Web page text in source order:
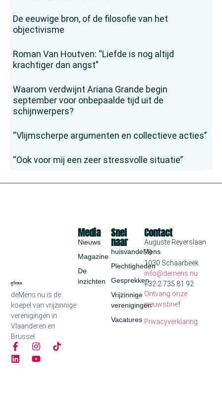
De eeuwige bron, of de filosofie van het
objectivisme
Roman Van Houtven: “Liefde is nog altijd
krachtiger dan angst”
Waarom verdwijnt Ariana Grande begin
september voor onbepaalde tijd uit de
schijnwerpers?
“Vlijmscherpe argumenten en collectieve acties”
“Ook voor mij een zeer stressvolle situatie”
deMens.nu is de
koepel van vrijzinnige
verenigingen in
Vlaanderen en
Brussel
Snel
naar
huisvandeMens
Plechtigheden
Gesprekken
Vrijzinnige
verenigingen
Vacatures
Media
Nieuws
Magazine
De
inzichten
Contact
Auguste Reyerslaan
70
1030 Schaarbeek
info@demens.nu
+32 2 735 81 92
Ontvang onze
nieuwsbrief
Privacyverklaring